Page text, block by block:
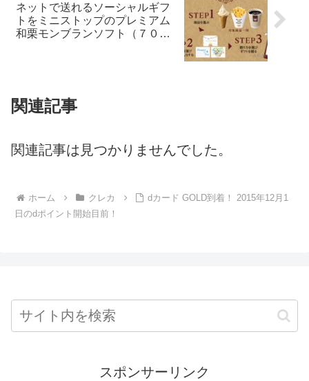
ネットで送れるソーシャルギフ
トをミニストップのプレミアム
和栗モンブランソフト（７０円
関連記事
関連記事は見つかりませんでした。
ホーム クレカ
dカード GOLD到着！ 2015年12月1
日のdポイント開始目前！
スポンサーリンク